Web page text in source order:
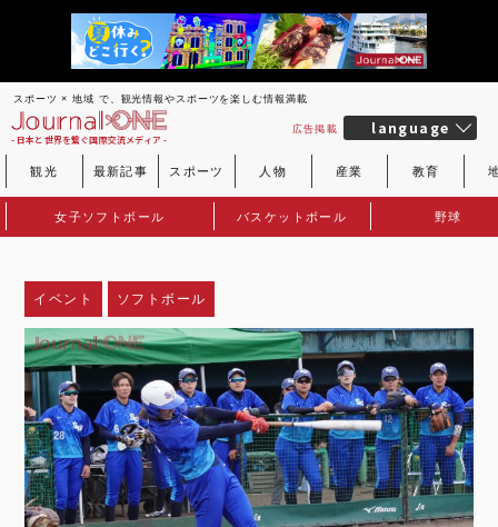
スポーツ × 地域 で、観光情報やスポーツを楽しむ情報満載
- 日本と世界を繋ぐ国際交流メディア -
広告掲載 language
観光 最新記事 スポーツ 人物 産業 教育
女子ソフトボール バスケットボール 野球
イベント ソフトボール